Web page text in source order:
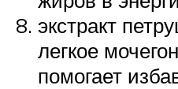
экстракт
легкое
помогает